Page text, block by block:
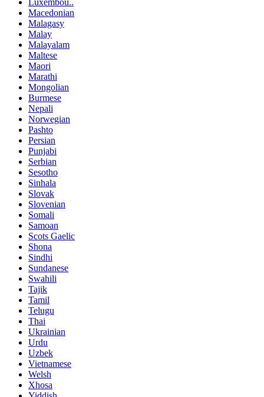
Luxembou..
Macedonian
Malagasy
Malay
Malayalam
Maltese
Maori
Marathi
Mongolian
Burmese
Nepali
Norwegian
Pashto
Persian
Punjabi
Serbian
Sesotho
Sinhala
Slovak
Slovenian
Somali
Samoan
Scots Gaelic
Shona
Sindhi
Sundanese
Swahili
Tajik
Tamil
Telugu
Thai
Ukrainian
Urdu
Uzbek
Vietnamese
Welsh
Xhosa